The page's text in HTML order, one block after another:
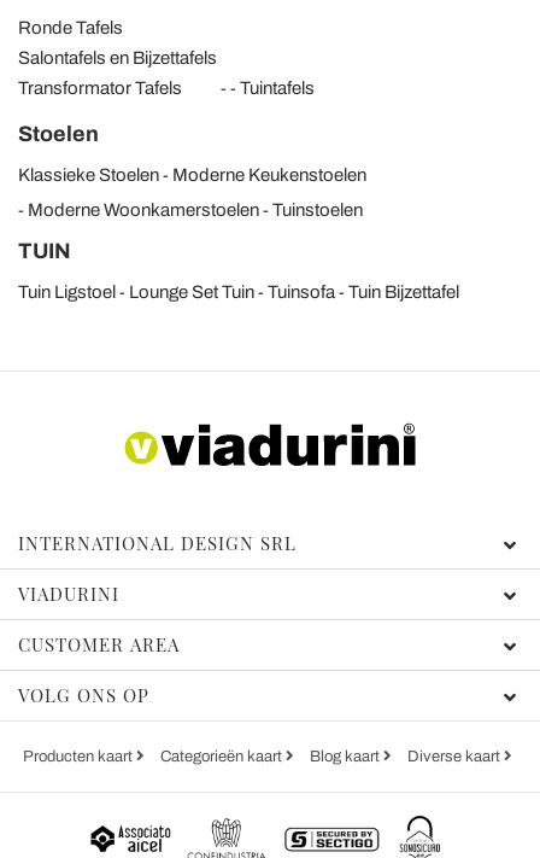
Ronde Tafels
Salontafels en Bijzettafels
Transformator Tafels
Tuintafels
Stoelen
Klassieke Stoelen
Moderne Keukenstoelen
Moderne Woonkamerstoelen
Tuinstoelen
TUIN
Tuin Ligstoel Lounge Set Tuin Tuinsofa Tuin Bijzettafel
INTERNATIONAL DESIGN SRL
VIADURINI
CUSTOMER AREA
VOLG ONS OP
Producten kaart Categorieën kaart Blog kaart Diverse kaart